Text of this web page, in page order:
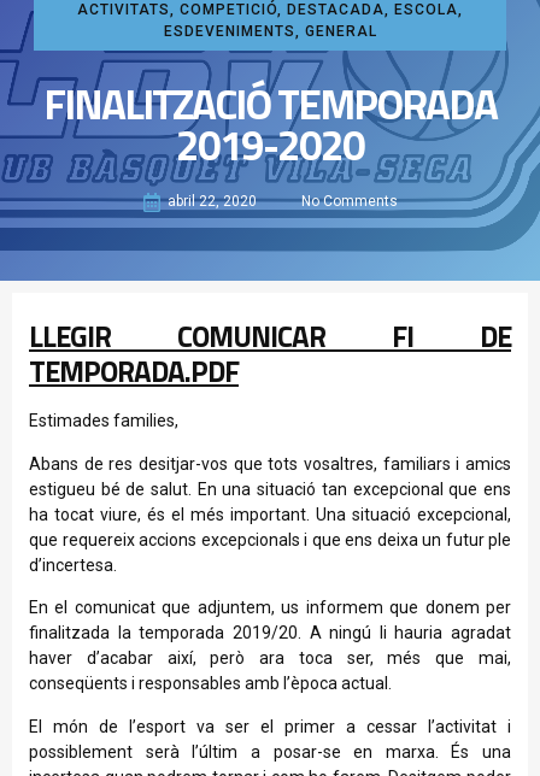
ACTIVITATS, COMPETICIÓ, DESTACADA, ESCOLA,
ESDEVENIMENTS, GENERAL
FINALITZACIÓ TEMPORADA
2019-2020
abril 22, 2020 No Comments
LLEGIR COMUNICAR FI DE
TEMPORADA.PDF
​Estimades families,
Abans de res desitjar-vos que tots vosaltres, familiars i amics
estigueu bé de salut. En una situació tan excepcional que ens
ha tocat viure, és el més important. Una situació excepcional,
que requereix accions excepcionals i que ens deixa un futur ple
d’incertesa.
En el comunicat que adjuntem, us informem que donem per
finalitzada la temporada 2019/20. A ningú li hauria agradat
haver d’acabar així, però ara toca ser, més que mai,
conseqüents i responsables amb l’època actual.
El món de l’esport va ser el primer a cessar l’activitat i
possiblement serà l’últim a posar-se en marxa. És una